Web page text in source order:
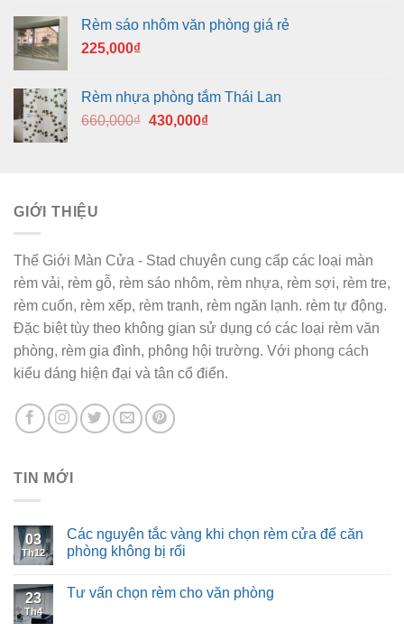
Rèm sáo nhôm văn phòng giá rẻ
225,000₫
Rèm nhựa phòng tắm Thái Lan
660,000₫ Giá
430,000₫Giá
GIỚI THIỆU
Thế Giới Màn Cửa - Stad chuyên cung cấp các loại màn
rèm vải, rèm gỗ, rèm sáo nhôm, rèm nhựa, rèm sợi, rèm tre,
rèm cuốn, rèm xếp, rèm tranh, rèm ngăn lạnh. rèm tự động.
Đặc biệt tùy theo không gian sử dụng có các loại rèm văn
phòng, rèm gia đình, phông hội trường. Với phong cách
kiểu dáng hiện đại và tân cổ điển.
TIN MỚI
03
Th12
Các nguyên tắc vàng khi chọn rèm cửa để căn
phòng không bị rối
23
Th4
Tư vấn chọn rèm cho văn phòng